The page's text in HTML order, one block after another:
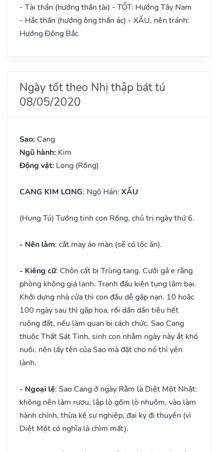
- Tài thần (hướng thần tài) - TỐT: Hướng Tây Nam
- Hắc thần (hướng ông thần ác) - XẤU, nên tránh:
Hướng Đông Bắc
Ngày tốt theo Nhị thập bát tú
08/05/2020
Sao: Cang
Ngũ hành: Kim
Động vật: Long (Rồng)
CANG KIM LONG: Ngô Hán: XẤU
(Hung Tú) Tướng tinh con Rồng, chủ trị ngày thứ 6.
- Nên làm: cắt may áo màn (sẽ có lộc ăn).
- Kiêng cữ: Chôn cất bị Trùng tang. Cưới gả e rằng
phòng không giá lạnh. Tranh đấu kiện tụng lâm bại.
Khởi dựng nhà cửa thì con đầu dễ gặp nạn. 10 hoặc
100 ngày sau thì gặp họa, rồi dần dần tiêu hết
ruộng đất, nếu làm quan bị cách chức. Sao Cang
thuộc Thất Sát Tinh, sinh con nhằm ngày này ắt khó
nuôi, nên lấy tên của Sao mà đặt cho nó thì yên
lành.
- Ngoại lệ: Sao Cang ở ngày Rằm là Diệt Một Nhật:
không nên làm rượu, lập lò gốm lò nhuộm, vào làm
hành chính, thừa kế sự nghiệp, đại kỵ đi thuyền (vì
Diệt Một có nghĩa là chìm mất).